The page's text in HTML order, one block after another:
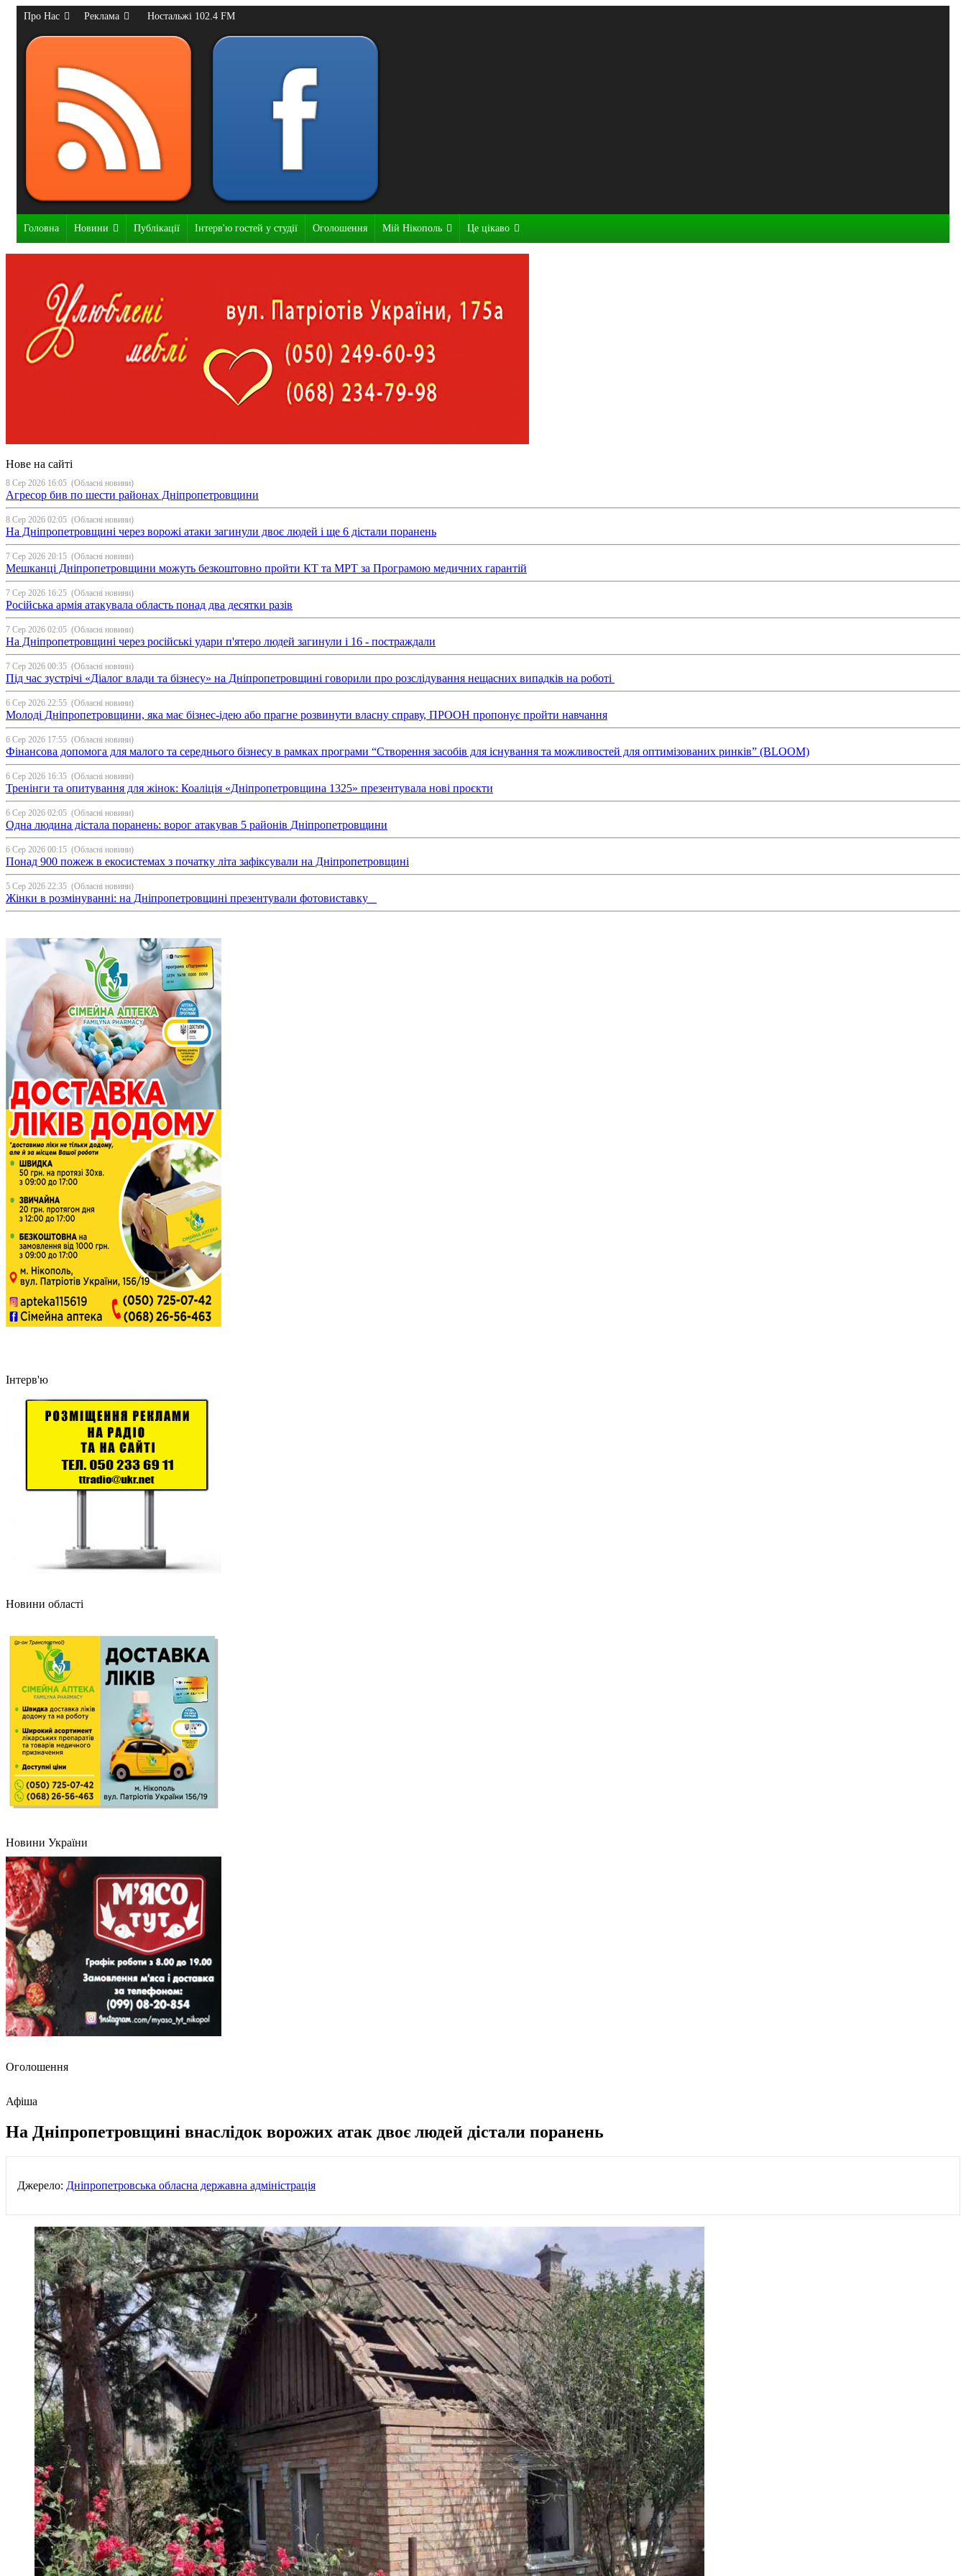
Про Нас Реклама Ностальжі 102.4 FM
Головна Новини Публікації Інтерв'ю гостей у студії Оголошення Мій Нікополь Це цікаво
Нове на сайті
8 Сер 2026 16:05 (Обласні новини)
Агресор бив по шести районах Дніпропетровщини
8 Сер 2026 02:05 (Обласні новини)
На Дніпропетровщині через ворожі атаки загинули двоє людей і ще 6 дістали поранень
7 Сер 2026 20:15 (Обласні новини)
Мешканці Дніпропетровщини можуть безкоштовно пройти КТ та МРТ за Програмою медичних гарантій
7 Сер 2026 16:25 (Обласні новини)
Російська армія атакувала область понад два десятки разів
7 Сер 2026 02:05 (Обласні новини)
На Дніпропетровщині через російські удари п'ятеро людей загинули і 16 - постраждали
7 Сер 2026 00:35 (Обласні новини)
Під час зустрічі «Діалог влади та бізнесу» на Дніпропетровщині говорили про розслідування нещасних випадків на роботі
6 Сер 2026 22:55 (Обласні новини)
Молоді Дніпропетровщини, яка має бізнес-ідею або прагне розвинути власну справу, ПРООН пропонує пройти навчання
6 Сер 2026 17:55 (Обласні новини)
Фінансова допомога для малого та середнього бізнесу в рамках програми “Створення засобів для існування та можливостей для оптимізованих ринків” (BLOOM)
6 Сер 2026 16:35 (Обласні новини)
Тренінги та опитування для жінок: Коаліція «Дніпропетровщина 1325» презентувала нові проєкти
6 Сер 2026 02:05 (Обласні новини)
Одна людина дістала поранень: ворог атакував 5 районів Дніпропетровщини
6 Сер 2026 00:15 (Обласні новини)
Понад 900 пожеж в екосистемах з початку літа зафіксували на Дніпропетровщині
5 Сер 2026 22:35 (Обласні новини)
Жінки в розмінуванні: на Дніпропетровщині презентували фотовиставку
Інтерв'ю
Новини області
Новини України
Оголошення
Афіша
На Дніпропетровщині внаслідок ворожих атак двоє людей дістали поранень
Джерело: Дніпропетровська обласна державна адміністрація